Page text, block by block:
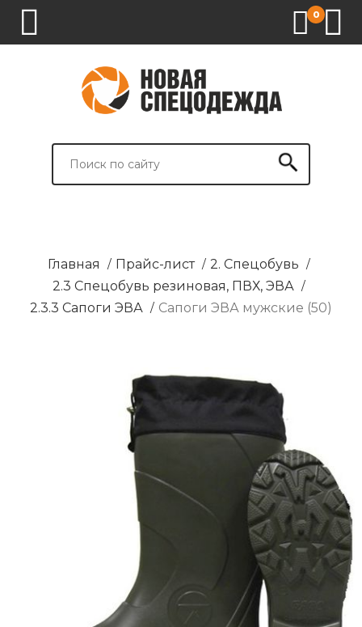
0
СПЕЦОДЕЖДА
СПЕЦОБУВЬ
СРЕДСТВА
ВСПОМОГАТЕЛЬНЫЕ
БРЕНДИРОВАНИЕ
Главная / Прайс-лист / 2. Спецобувь /
2.3 Спецобувь резиновая, ПВХ, ЭВА /
2.3.3 Сапоги ЭВА / Сапоги ЭВА мужские (50)